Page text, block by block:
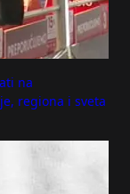
na
regiona i sveta